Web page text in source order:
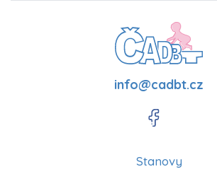
info@cadbt.cz
Stanovy